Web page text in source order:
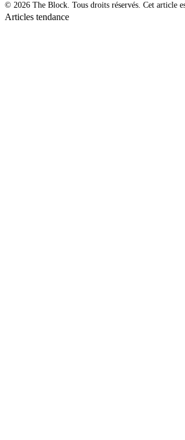
© 2026 The Block. Tous droits réservés. Cet article
Articles tendance